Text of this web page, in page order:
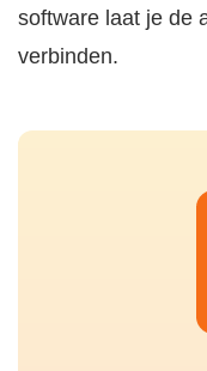
software laat je de
verbinden.